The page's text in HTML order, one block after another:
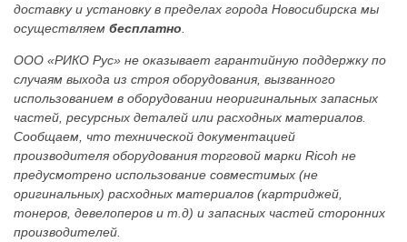
доставку и установку в пределах города Новосибирска мы
осуществляем бесплатно
ООО «РИКО Рус» не оказывает гарантийную поддержку по
случаям выхода из строя оборудования, вызванного
использованием в оборудовании неоригинальных запасных
частей, ресурсных деталей или расходных материалов.
Сообщаем, что технической документацией
производителя оборудования торговой марки Ricoh не
предусмотрено использование совместимых (не
оригинальных) расходных материалов (картриджей,
тонеров, девелоперов и т.д) и запасных частей сторонних
производителей.